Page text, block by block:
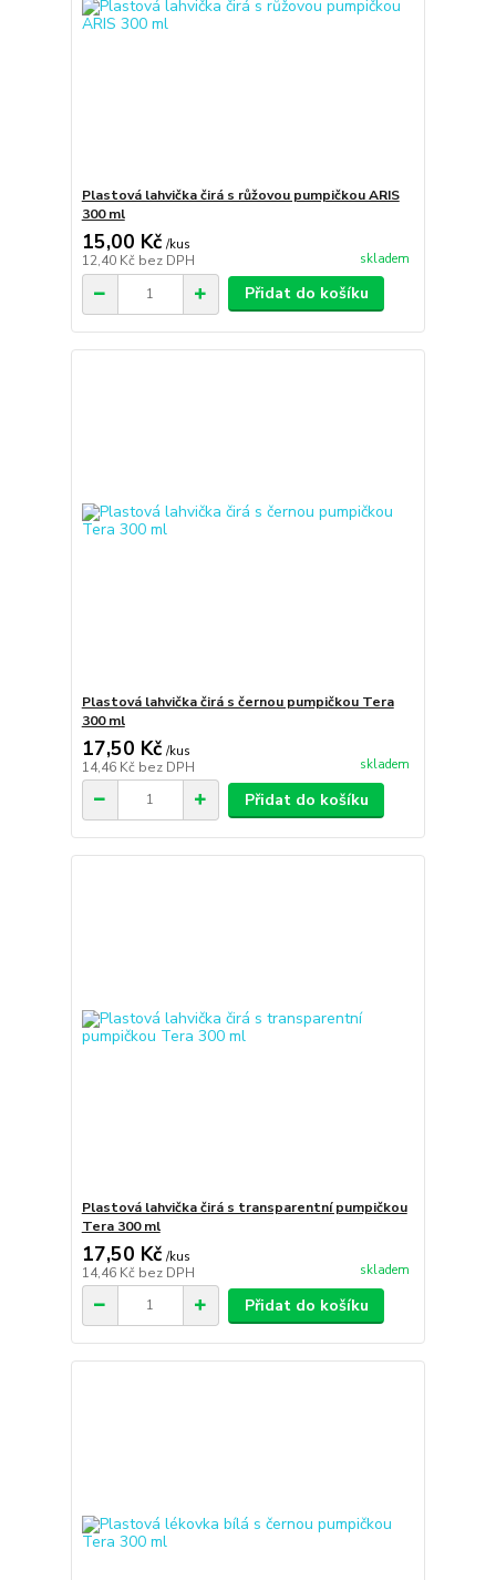
Plastová lahvička čirá s růžovou pumpičkou ARIS
300 ml
15,00 Kč /kus
12,40 Kč bez DPH skladem
Přidat do košíku
Plastová lahvička čirá s černou pumpičkou Tera
300 ml
17,50 Kč /kus
14,46 Kč bez DPH skladem
Přidat do košíku
Plastová lahvička čirá s transparentní pumpičkou
Tera 300 ml
17,50 Kč /kus
14,46 Kč bez DPH skladem
Přidat do košíku